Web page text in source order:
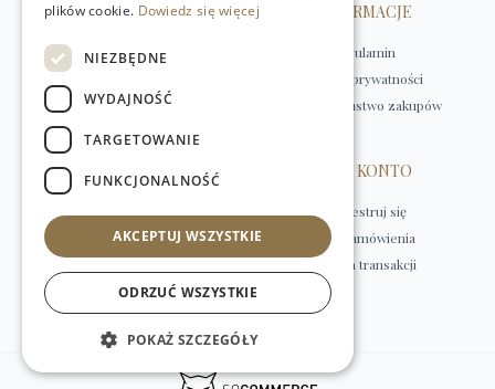
OBSŁUGA KLIENTA
Kontakt
Dostawa
Zwroty
INFORMACJE
Regulamin
Polityka prywatności
Bezpieczeństwo zakupów
HERBATY
Herbaty rooibos
Herbaty owocowe
Herbaty ziołowe
MOJE KONTO
Zarejestruj się
Moje zamówienia
Historia transakcji
plików cookie. Dowiedz się więcej
NIEZBĘDNE
WYDAJNOŚĆ
TARGETOWANIE
FUNKCJONALNOŚĆ
AKCEPTUJ WSZYSTKIE
ODRZUĆ WSZYSTKIE
POKAŻ SZCZEGÓŁY